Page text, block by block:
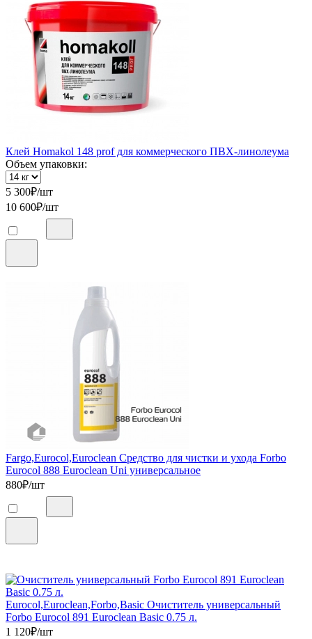
Клей Homakol 148 prof для коммерческого ПВХ-линолеума
Объем упаковки:
5 300₽/шт
10 600₽/шт
Fargo,Eurocol,Euroclean Средство для чистки и ухода Forbo
Eurocol 888 Euroclean Uni универсальное
880₽/шт
Eurocol,Euroclean,Forbo,Basic Очиститель универсальный
Forbo Eurocol 891 Euroclean Basic 0.75 л.
1 120₽/шт